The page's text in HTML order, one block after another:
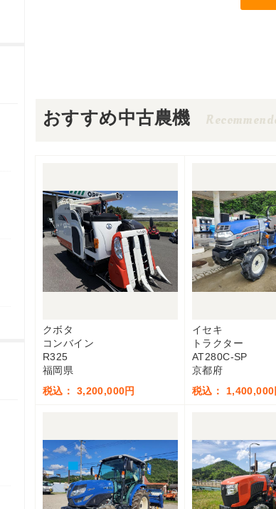
おすすめ中古農機
クボタ
コンバイン
R325
福岡県
税込： 3,200,000円
イセキ
トラクター
AT280C-SP
京都府
税込： 1,400,000